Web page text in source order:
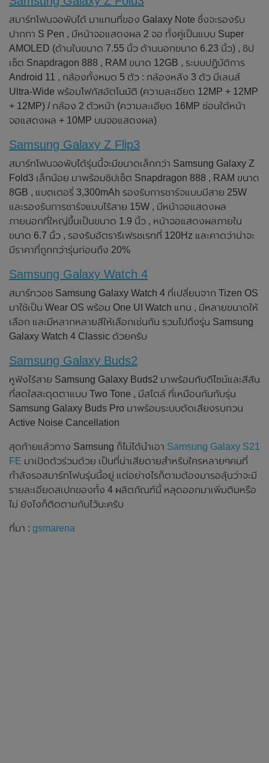
สมาร์ทโฟนจอพับได้ มาแทนที่ของ Galaxy Note ซึ่งจะรองรับ
ปากกา S Pen , มีหน้าจอแสดงผล 2 จอ ทั้งคู่เป็นแบบ Super
AMOLED (ด้านในขนาด 7.55 นิ้ว ด้านนอกขนาด 6.23 นิ้ว) , ชิป
เซ็ต Snapdragon 888 , RAM ขนาด 12GB , ระบบปฏิบัติการ
Android 11 , กล้องทั้งหมด 5 ตัว : กล้องหลัง 3 ตัว มีเลนส์
Ultra-Wide พร้อมโฟกัสอัตโนมัติ (ความละเอียด 12MP + 12MP
+ 12MP) / กล้อง 2 ตัวหน้า (ความละเอียด 16MP ซ่อนใต้หน้า
จอแสดงผล + 10MP บนจอแสดงผล)
Samsung Galaxy Z Flip3
สมาร์ทโฟนจอพับได้รุ่นนี้จะมีขนาดเล็กกว่า Samsung Galaxy Z
Fold3 เล็กน้อย มาพร้อมชิปเซ็ต Snapdragon 888 , RAM ขนาด
8GB , แบตเตอรี่ 3,300mAh รองรับการชาร์จแบบมีสาย 25W
และรองรับการชาร์จแบบไร้สาย 15W , มีหน้าจอแสดงผล
ภายนอกที่ใหญ่ขึ้นเป็นขนาด 1.9 นิ้ว , หน้าจอแสดงผลภายใน
ขนาด 6.7 นิ้ว , รองรับอัตรารีเฟรชเรทที่ 120Hz และคาดว่าน่าจะ
มีราคาที่ถูกกว่ารุ่นก่อนถึง 20%
Samsung Galaxy Watch 4
สมาร์ทวอช Samsung Galaxy Watch 4 ที่เปลี่ยนจาก Tizen OS
มาใช้เป็น Wear OS พร้อม One UI Watch แทน , มีหลายขนาดให้
เลือก และมีหลากหลายสีให้เลือกเช่นกัน รวมไปถึงรุ่น Samsung
Galaxy Watch 4 Classic ด้วยครับ
Samsung Galaxy Buds2
หูฟังไร้สาย Samsung Galaxy Buds2 มาพร้อมกับดีไซน์และสีสัน
ที่สดใสสะดุดตาแบบ Two Tone , มีสไตล์ ที่เหมือนกันกับรุ่น
Samsung Galaxy Buds Pro มาพร้อมระบบตัดเสียงรบกวน
Active Noise Cancellation
สุดท้ายแล้วทาง Samsung ก็ไม่ได้นำเอา Samsung Galaxy S21
FE มาเปิดตัวร่วมด้วย เป็นที่น่าเสียดายสำหรับใครหลายๆคนที่
กำลังรอสมาร์ทโฟนรุ่นนี้อยู่ แต่อย่างไรก็ตามต้องมารอลุ้นว่าจะมี
รายละเอียดสเปกของทั้ง 4 ผลิตภัณฑ์นี้ หลุดออกมาเพิ่มติมหรือ
ไม่ ยังไงก็ติดตามกันไว้นะครับ
ที่มา : gsmarena